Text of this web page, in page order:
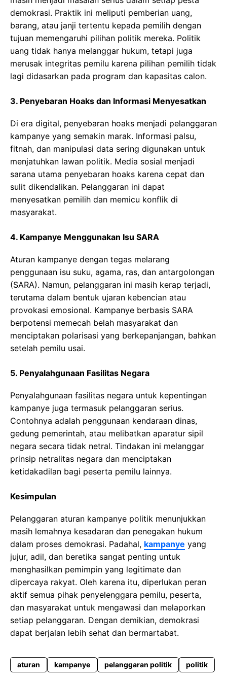
demokrasi. Praktik ini meliputi pemberian uang,
barang, atau janji tertentu kepada pemilih dengan
tujuan memengaruhi pilihan politik mereka. Politik
uang tidak hanya melanggar hukum, tetapi juga
merusak integritas pemilu karena pilihan pemilih tidak
lagi didasarkan pada program dan kapasitas calon.
3. Penyebaran Hoaks dan Informasi Menyesatkan
Di era digital, penyebaran hoaks menjadi pelanggaran
kampanye yang semakin marak. Informasi palsu,
fitnah, dan manipulasi data sering digunakan untuk
menjatuhkan lawan politik. Media sosial menjadi
sarana utama penyebaran hoaks karena cepat dan
sulit dikendalikan. Pelanggaran ini dapat
menyesatkan pemilih dan memicu konflik di
masyarakat.
4. Kampanye Menggunakan Isu SARA
Aturan kampanye dengan tegas melarang
penggunaan isu suku, agama, ras, dan antargolongan
(SARA). Namun, pelanggaran ini masih kerap terjadi,
terutama dalam bentuk ujaran kebencian atau
provokasi emosional. Kampanye berbasis SARA
berpotensi memecah belah masyarakat dan
menciptakan polarisasi yang berkepanjangan, bahkan
setelah pemilu usai.
5. Penyalahgunaan Fasilitas Negara
Penyalahgunaan fasilitas negara untuk kepentingan
kampanye juga termasuk pelanggaran serius.
Contohnya adalah penggunaan kendaraan dinas,
gedung pemerintah, atau melibatkan aparatur sipil
negara secara tidak netral. Tindakan ini melanggar
prinsip netralitas negara dan menciptakan
ketidakadilan bagi peserta pemilu lainnya.
Kesimpulan
Pelanggaran aturan kampanye politik menunjukkan
masih lemahnya kesadaran dan penegakan hukum
dalam proses demokrasi. Padahal, kampanye yang
jujur, adil, dan beretika sangat penting untuk
menghasilkan pemimpin yang legitimate dan
dipercaya rakyat. Oleh karena itu, diperlukan peran
aktif semua pihak penyelenggara pemilu, peserta,
dan masyarakat untuk mengawasi dan melaporkan
setiap pelanggaran. Dengan demikian, demokrasi
dapat berjalan lebih sehat dan bermartabat.
aturan kampanye pelanggaran politik politik